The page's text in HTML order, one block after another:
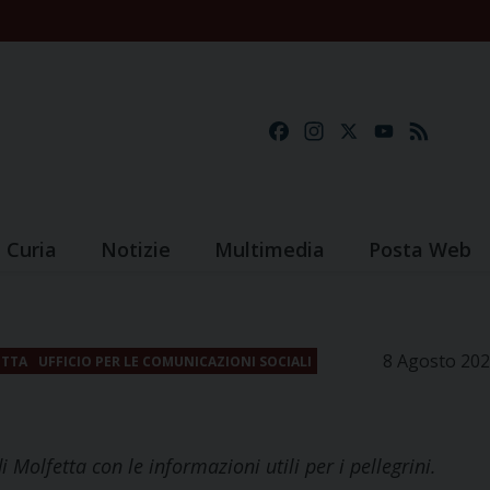
FacebookInstagramYouTube
Curia Notizie Multimedia Posta Web
UFFICIO PER LE COMUNICAZIONI SOCIALI 8 Agosto
Molfetta con le informazioni utili per i pellegrini.